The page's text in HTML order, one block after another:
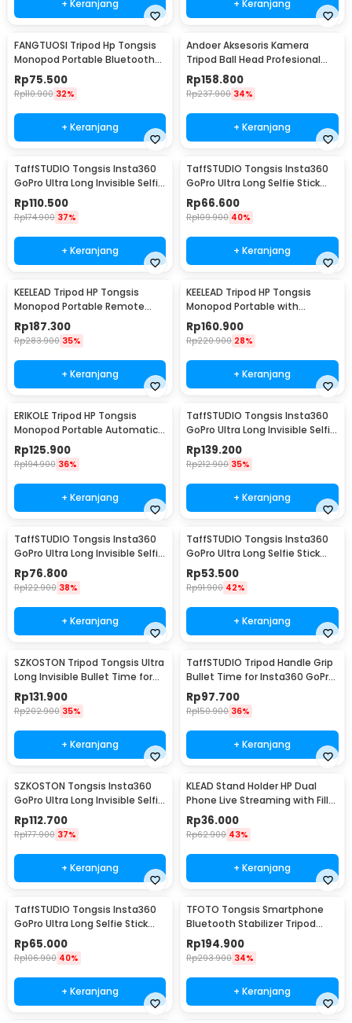
+ Keranjang + Keranjang
FANGTUOSI Tripod Hp Tongsis
Monopod Portable Bluetooth
with Fill Light - QO2S
Rp75.500
Rp110.900 32%
+ Keranjang
Andoer Aksesoris Kamera
Tripod Ball Head Profesional
360 Rotation - TB81X
Rp158.800
Rp237.900 34%
+ Keranjang
TaffSTUDIO Tongsis Insta360
GoPro Ultra Long Invisible Selfie
Stick 3M - YZ530
Rp110.500
Rp174.900 37%
+ Keranjang
TaffSTUDIO Tongsis Insta360
GoPro Ultra Long Selfie Stick
1.5M - YZ515
Rp66.600
Rp109.900 40%
+ Keranjang
KEELEAD Tripod HP Tongsis
Monopod Portable Remote
Bluetooth Fill Light - L16
Rp187.300
Rp283.900 35%
+ Keranjang
KEELEAD Tripod HP Tongsis
Monopod Portable with
Remote Bluetooth - L16
Rp160.900
Rp220.900 28%
+ Keranjang
ERIKOLE Tripod HP Tongsis
Monopod Portable Automatic
Face Tracking - P01
Rp125.900
Rp194.900 36%
+ Keranjang
TaffSTUDIO Tongsis Insta360
GoPro Ultra Long Invisible Selfie
Stick 2.5M -
YZ502/YZ525/YZ511/YZ520
Rp139.200
Rp212.900 35%
+ Keranjang
TaffSTUDIO Tongsis Insta360
GoPro Ultra Long Invisible Selfie
Stick 1.93M -
YZ502/YZ525/YZ511/YZ520
Rp76.800
Rp122.900 38%
+ Keranjang
TaffSTUDIO Tongsis Insta360
GoPro Ultra Long Selfie Stick
0.7M - YZ669
Rp53.500
Rp91.900 42%
+ Keranjang
SZKOSTON Tripod Tongsis Ultra
Long Invisible Bullet Time for
Insta360 1.2M - YZ712
Rp131.900
Rp202.900 35%
+ Keranjang
TaffSTUDIO Tripod Handle Grip
Bullet Time for Insta360 GoPro
18cm - YZ175
Rp97.700
Rp150.900 36%
+ Keranjang
SZKOSTON Tongsis Insta360
GoPro Ultra Long Invisible Selfie
Stick 3M - TY930
Rp112.700
Rp177.900 37%
+ Keranjang
KLEAD Stand Holder HP Dual
Phone Live Streaming with Fill
Light 15.5cm - XXFT001
Rp36.000
Rp62.900 43%
+ Keranjang
TaffSTUDIO Tongsis Insta360
GoPro Ultra Long Selfie Stick
1.2M - YZ711
Rp65.000
Rp106.900 40%
+ Keranjang
TFOTO Tongsis Smartphone
Bluetooth Stabilizer Tripod
Selfie Stick 75cm - Q08
Rp194.900
Rp293.900 34%
+ Keranjang